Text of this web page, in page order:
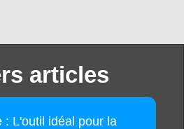
articles
: L'outil idéal pour la